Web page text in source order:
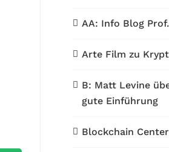
AA: Info Blog
Arte Film zu
B: Matt Levine
gute Einführung
Blockchain